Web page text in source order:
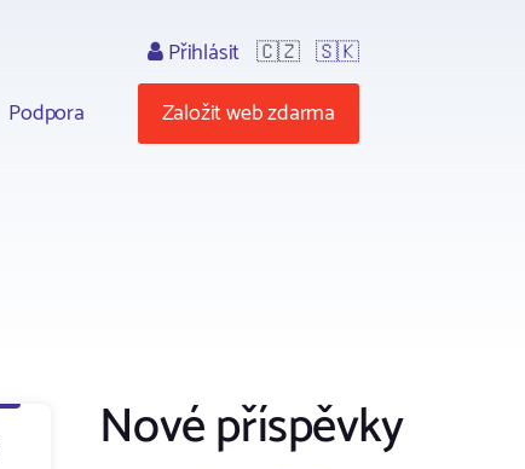
Podpora
Přihlásit 🇨🇿 🇸🇰
Založit web zdarma
Nové příspěvky